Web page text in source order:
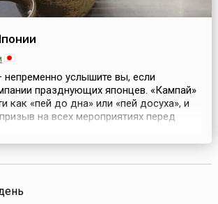
услышите вы, если
празднующих японцев. «Кампай»
как «пей до дна» или «пей досуха», и
на всех мероприятиях перед
другого алкогольного